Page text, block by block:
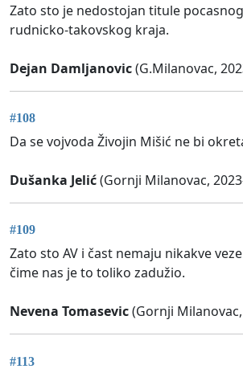
Zato sto je nedostojan titule
rudnicko-takovskog kraja.
Dejan Damljanovic(G.Milanovac,
#108
Da se vojvoda Živojin Mišić ne bi
Dušanka Jelić(Gornji Milanovac,
#109
Zato sto AV i čast nemaju nikakve
čime nas je to toliko zadužio.
Nevena Tomasevic(Gornji
#113